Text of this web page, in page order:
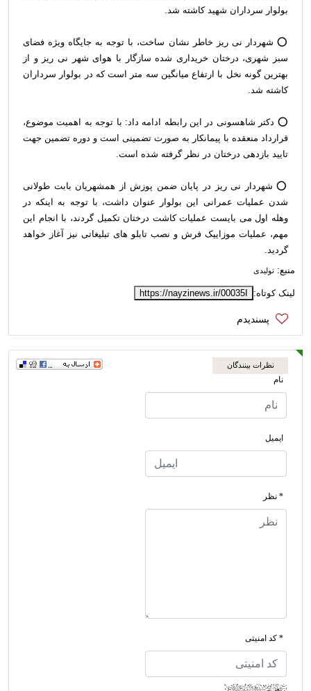
بولوار سرداران شهید کاشته شد.
⭕️ شهردار نی ریز خاطر نشان ساخت، با توجه به جایگاه ویژه فضای
سبز شهری، درختان خریداری شده سازگار با هوای شهر نی ریز و از
بهترین گونه نخل با ارتفاع میانگین سه متر است که در بولوار سرداران
کاشته شد.
⭕️ دکتر شاهسونی در این رابطه ادامه داد: با توجه به اهمیت موضوع،
قرارداد منعقده با پیمانکار به صورت تضمینی است و دوره تضمین جهت
تایید بازدهی درختان در نظر گرفته شده است.
⭕️ شهردار نی ریز در پایان ضمن پوزش از همشهریان بابت طولانی
شدن عملیات عمرانی این بولوار عنوان داشت، با توجه به اینکه در
وهله اول می بایست عملیات کاشت درختان تکمیل گردند، با انجام این
مهم، عملیات موزاییک فرش و نصب تابلو های تبلیغاتی نیز آغاز خواهد
گردید.
منبع: تولیدی
لینک کوتاه: https://nayzinews.ir/00035I
نظرات بینندگان
نام
ایمیل
* نظر
* کد امنیتی